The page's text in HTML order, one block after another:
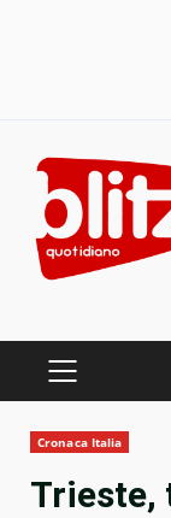
content
PRIMARY
Cronaca Italia
Trieste,